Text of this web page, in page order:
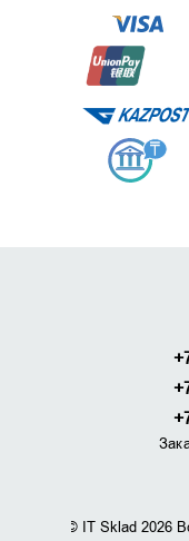
© IT Sklad 2026